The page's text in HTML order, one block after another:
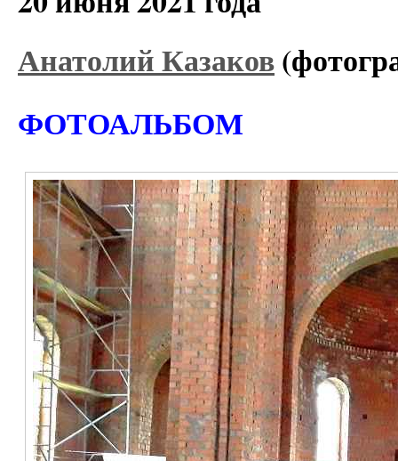
Анатолий Казаков
ФОТОАЛЬБОМ